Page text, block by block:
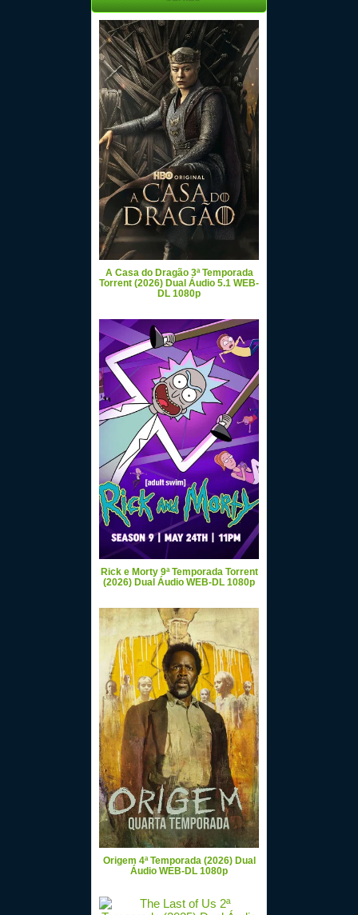
A Casa do Dragão 3ª Temporada
Torrent (2026) Dual Áudio 5.1 WEB-
DL 1080p
Rick e Morty 9ª Temporada Torrent
(2026) Dual Áudio WEB-DL 1080p
Origem 4ª Temporada (2026) Dual
Áudio WEB-DL 1080p